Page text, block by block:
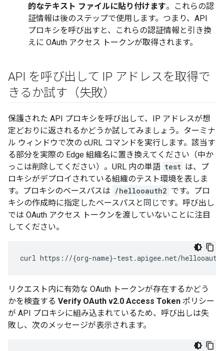
的なテキスト ファイルに貼り付けます。これらの認
証情報は後のステップで使用します。つまり、API
プロキシを呼び出すと、これらの認証情報と引き換
えに OAuth アクセス トークンが取得されます。
API を呼び出して IP アドレスを取得で
きるか試す（失敗）
保護された API プロキシを呼び出して、IP アドレスが想
定どおりに返されるかどうか試してみましょう。ターミナ
ル ウィンドウで次の cURL コマンドを実行します。該当す
る部分を実際の Edge 組織名に置き換えてください（中か
っこは削除してください）。URL 内の単語 test は、プ
ロキシがデプロイされている組織のテスト環境を表しま
す。プロキシのベースパスは /hellooauth2 です。プロ
キシの作成時に指定したベースパスと同じです。呼び出し
では OAuth アクセス トークンを渡していないことに注目
してください。
curl https://{org-name}-test.apigee.net/
リクエスト内に有効な OAuth トークンが存在するかどう
かを検査する Verify OAuth v2.0 Access Token ポリシー
が API プロキシに組み込まれているため、呼び出しは失
敗し、次のメッセージが表示されます。